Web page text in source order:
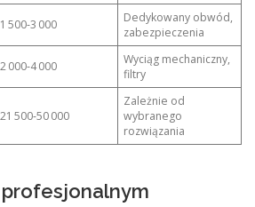
1 500‑3 000
Dedykowany obwód,
zabezpieczenia
2 000‑4 000
Wyciąg mechaniczny,
filtry
21 500‑50 000
Zależnie od
wybranego
rozwiązania
profesjonalnym